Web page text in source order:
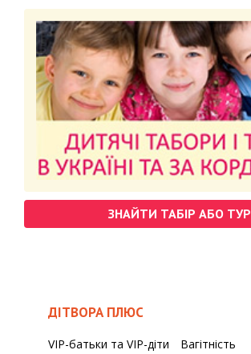
ЗНАЙТИ ТАБІР АБО ТУР
ДІТВОРА ПЛЮС
VIP-батьки та VIP-діти
Вагітність